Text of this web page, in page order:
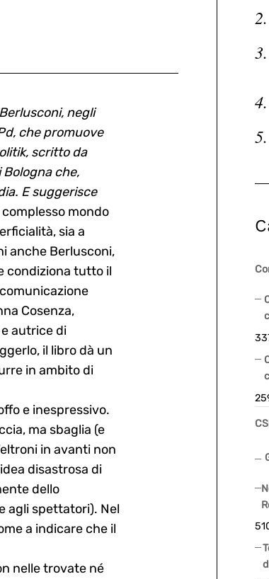
negli
che promuove
scritto da
Bologna che,
E suggerisce
mondo
sia a
anche Berlusconi,
condiziona tutto il
Cosenza,
autrice di
il libro dà un
in ambito di
e inespressivo.
ma sbaglia (e
in avanti non
disastrosa di
dello
agli spettatori). Nel
a indicare che il
nelle trovate né